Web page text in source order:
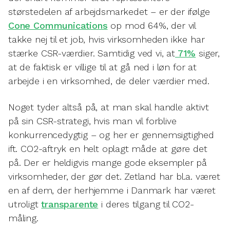
størstedelen af arbejdsmarkedet – er der ifølge
Cone Communications op mod 64%, der vil
takke nej til et job, hvis virksomheden ikke har
stærke CSR-værdier. Samtidig ved vi, at71% siger,
at de faktisk er villige til at gå ned i løn for at
arbejde i en virksomhed, de deler værdier med.
Noget tyder altså på, at man skal handle aktivt
på sin CSR-strategi, hvis man vil forblive
konkurrencedygtig – og her er gennemsigtighed
ift. CO2-aftryk en helt oplagt måde at gøre det
på. Der er heldigvis mange gode eksempler på
virksomheder, der gør det. Zetland har bl.a. været
en af dem, der herhjemme i Danmark har været
utroligttransparente i deres tilgang til CO2-
måling.